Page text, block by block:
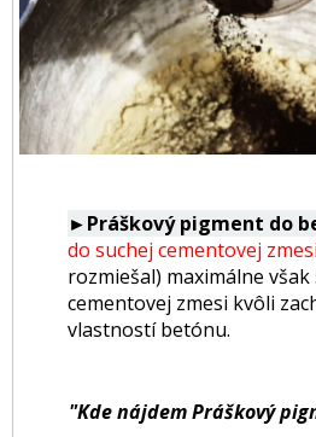
►Práškový pigment do
do suchej cementovej zmesi
rozmiešal) maximálne
cementovej zmesi kvôli
vlastností betónu.
"Kde nájdem Práškový